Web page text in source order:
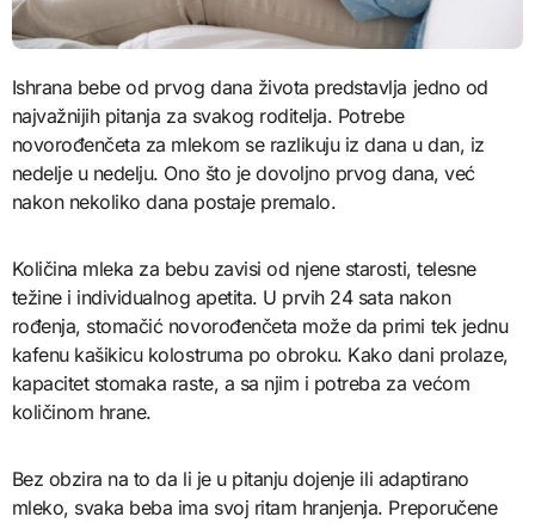
Ishrana bebe od prvog dana života predstavlja jedno od
najvažnijih pitanja za svakog roditelja. Potrebe
novorođenčeta za mlekom se razlikuju iz dana u dan, iz
nedelje u nedelju. Ono što je dovoljno prvog dana, već
nakon nekoliko dana postaje premalo.
Količina mleka za bebu zavisi od njene starosti, telesne
težine i individualnog apetita. U prvih 24 sata nakon
rođenja, stomačić novorođenčeta može da primi tek jednu
kafenu kašikicu kolostruma po obroku. Kako dani prolaze,
kapacitet stomaka raste, a sa njim i potreba za većom
količinom hrane.
Bez obzira na to da li je u pitanju dojenje ili adaptirano
mleko, svaka beba ima svoj ritam hranjenja. Preporučene